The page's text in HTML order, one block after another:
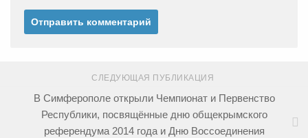
СЛЕДУЮЩАЯ ПУБЛИКАЦИЯ
В Симферополе открыли Чемпионат и Первенство
Республики, посвящённые дню общекрымского
референдума 2014 года и Дню Воссоединения